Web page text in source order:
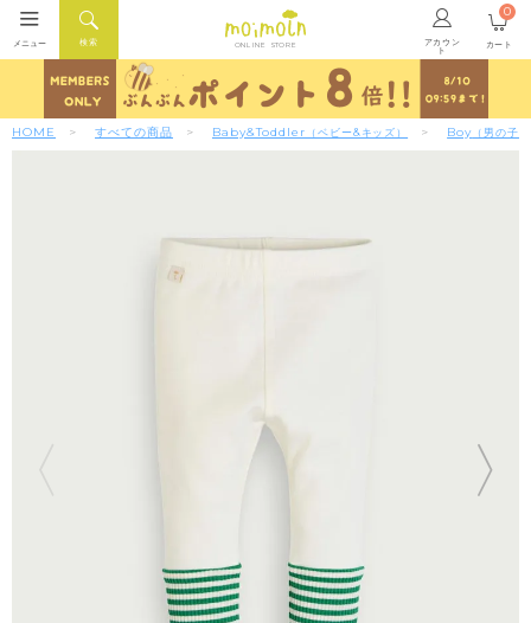
ONLINE STORE アカウン
ト
検索
メニュー カート
0
HOME すべての商品 Baby&Toddler （ベビー&キッズ） Boy （男の子）